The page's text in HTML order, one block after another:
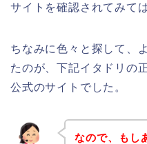
サイトを確認されてみて
ちなみに色々と探して、
たのが、下記イタドリの
公式のサイトでした。
なので、もし